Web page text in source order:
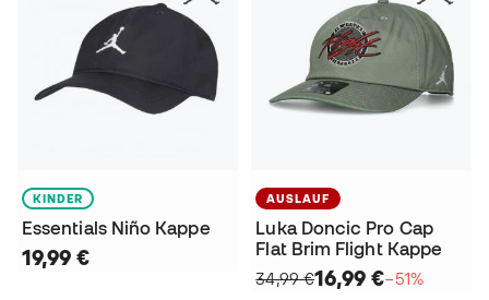
KINDER
Essentials Niño Kappe
19,99 €
AUSLAUF
Luka Doncic Pro Cap
Flat Brim Flight Kappe
34,99 €16,99 €−51%